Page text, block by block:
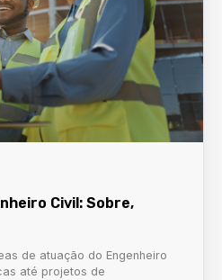
Civil: Sobre,
de atuação do Engenheiro
até projetos de